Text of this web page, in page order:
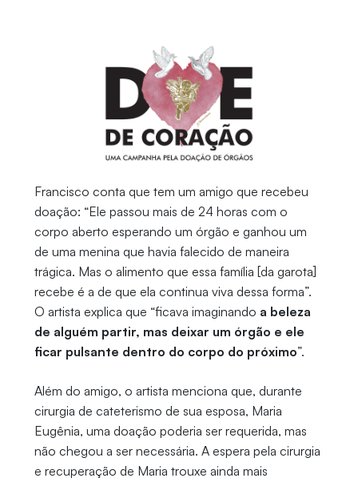
Francisco conta que tem um amigo que recebeu
doação: “Ele passou mais de 24 horas com o
corpo aberto esperando um órgão e ganhou um
de uma menina que havia falecido de maneira
trágica. Mas o alimento que essa família [da garota]
recebe é a de que ela continua viva dessa forma”.
O artista explica que “ficava imaginando a beleza
de alguém partir, mas deixar um órgão e ele
ficar pulsante dentro do corpo do próximo”.
Além do amigo, o artista menciona que, durante
cirurgia de cateterismo de sua esposa, Maria
Eugênia, uma doação poderia ser requerida, mas
não chegou a ser necessária. A espera pela cirurgia
e recuperação de Maria trouxe ainda mais